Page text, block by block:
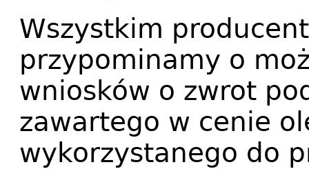
Wszystkim
przypominamy o
wniosków o zwrot
zawartego w cenie
wykorzystanego do